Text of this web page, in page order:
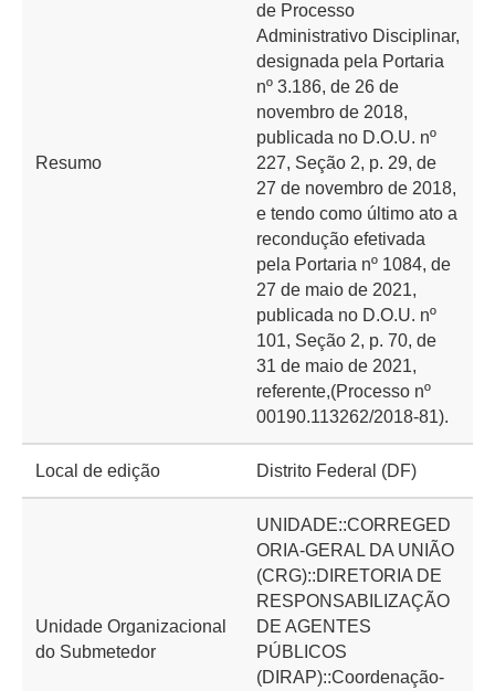
Resumo
de Processo
Administrativo Disciplinar,
designada pela Portaria
nº 3.186, de 26 de
novembro de 2018,
publicada no D.O.U. nº
227, Seção 2, p. 29, de
27 de novembro de 2018,
e tendo como último ato a
recondução efetivada
pela Portaria nº 1084, de
27 de maio de 2021,
publicada no D.O.U. nº
101, Seção 2, p. 70, de
31 de maio de 2021,
referente,(Processo nº
00190.113262/2018-81).
Local de edição Distrito Federal (DF)
Unidade Organizacional
do Submetedor
UNIDADE::CORREGED
ORIA-GERAL DA UNIÃO
(CRG)::DIRETORIA DE
RESPONSABILIZAÇÃO
DE AGENTES
PÚBLICOS
(DIRAP)::Coordenação-